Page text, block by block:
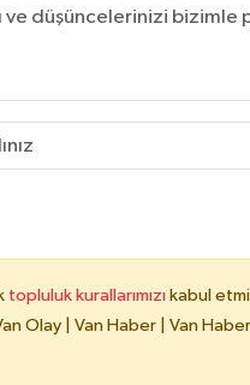
topluluk kurallarımızı kabul
Olay | Van Haber | Van